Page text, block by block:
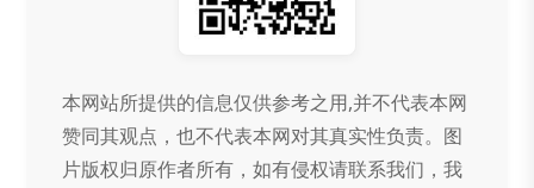
本网站所提供的信息仅供参考之用,并不代表本网
赞同其观点，也不代表本网对其真实性负责。图
片版权归原作者所有，如有侵权请联系我们，我